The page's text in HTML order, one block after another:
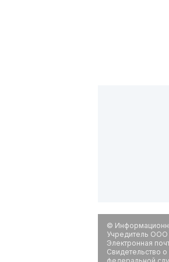
©
Учредитель ООО
Электронная
Свидетельство